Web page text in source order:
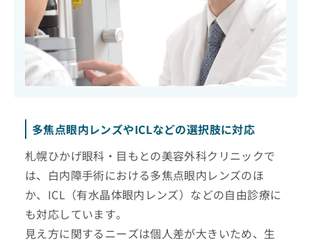
多焦点眼内レンズやICLなどの選択肢に対応
札幌ひかげ眼科・目もとの美容外科クリニックで
は、白内障手術における多焦点眼内レンズのほ
か、ICL（有水晶体眼内レンズ）などの自由診療に
も対応しています。
見え方に関するニーズは個人差が大きいため、生